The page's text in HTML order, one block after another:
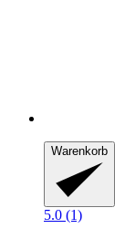
Warenkorb
5.0 (1)